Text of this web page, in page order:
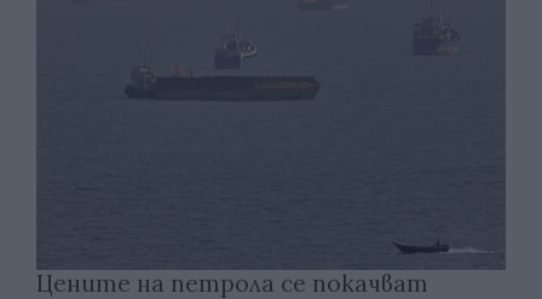
Цените на петрола се покачват